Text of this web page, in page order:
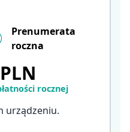
Prenumerata
roczna
rocznej
urządzeniu.